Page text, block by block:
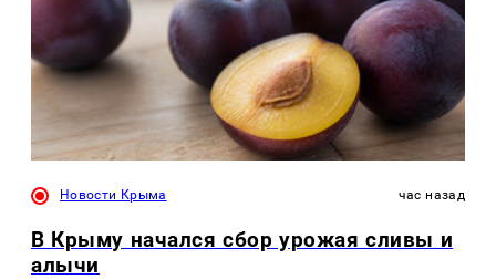
Новости Крыма час назад
В Крыму начался сбор урожая сливы и
алычи